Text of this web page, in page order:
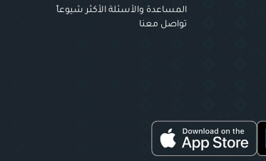
المساعدة والأسئلة الأكثر شيوعاً
تواصل معنا